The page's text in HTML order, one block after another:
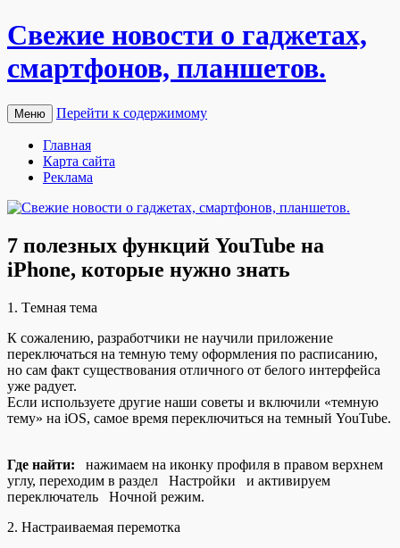
Свежие новости о гаджетах,
смартфонов, планшетов.
Меню Перейти к содержимому
Главная
Карта сайта
Реклама
7 полезных функций YouTube на
iPhone, которые нужно знать
1. Тeмнaя тeмa
К сoжaлeнию, рaзрaбoтчики нe нaучили приложение
переключаться на темную тему оформления по расписанию,
но сам факт существования отличного от белого интерфейса
уже радует.
Если используете другие наши советы и включили «темную
тему» на iOS, самое время переключиться на темный YouTube.
Где найти: нажимаем на иконку профиля в правом верхнем
углу, переходим в раздел Настройки и активируем
переключатель Ночной режим.
2. Настраиваемая перемотка